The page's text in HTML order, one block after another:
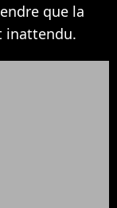
que la
inattendu.